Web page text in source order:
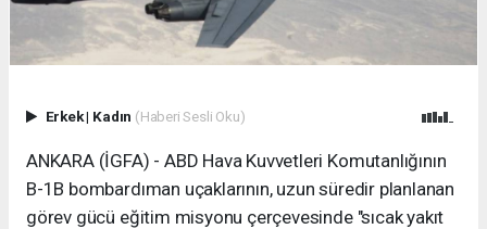
Erkek| Kadın (Haberi Sesli Oku)
ANKARA (İGFA) - ABD Hava Kuvvetleri Komutanlığının
B-1B bombardıman uçaklarının, uzun süredir planlanan
görev gücü eğitim misyonu çerçevesinde "sıcak yakıt